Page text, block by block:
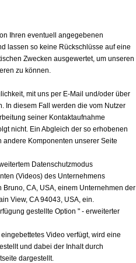
Ihren eventuell angegebenen
lassen so keine Rückschlüsse auf eine
Zwecken ausgewertet, um unseren
zu können.
mit uns per E-Mail und/oder über
In diesem Fall werden die vom Nutzer
seiner Kontaktaufnahme
nicht. Ein Abgleich der so erhobenen
andere Komponenten unserer Seite
Datenschutzmodus
(Videos) des Unternehmens
CA, USA, einem Unternehmen der
View, CA 94043, USA, ein.
gestellte Option " - erweiterter
Video verfügt, wird eine
und dabei der Inhalt durch
dargestellt.